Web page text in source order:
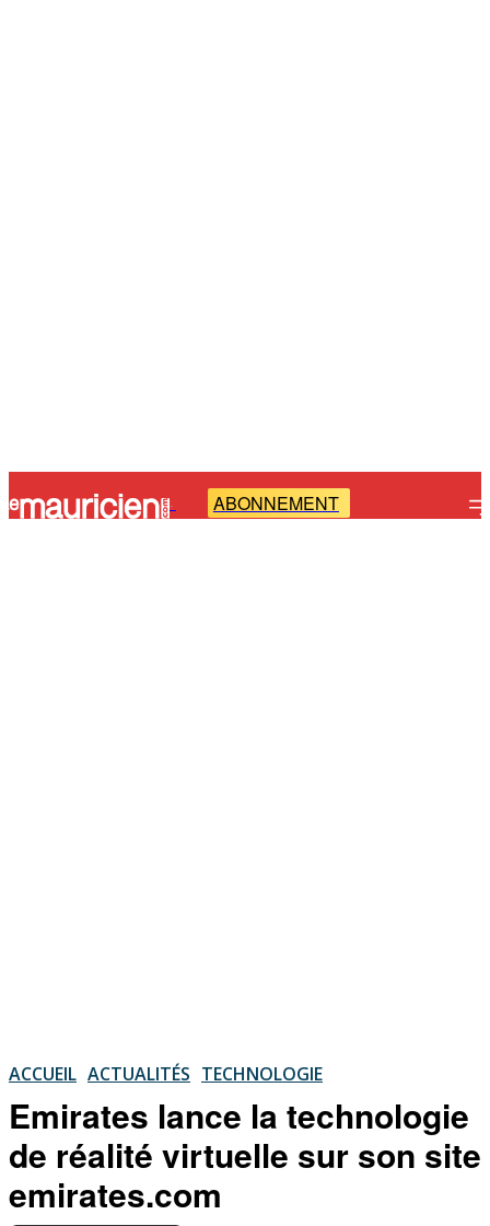
- ABONNEMENT
ACCUEIL ACTUALITÉS TECHNOLOGIE
Emirates lance la technologie
de réalité virtuelle sur son site
emirates.com